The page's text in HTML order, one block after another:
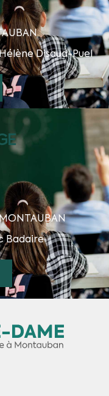
Disaud-Puel
Badaire